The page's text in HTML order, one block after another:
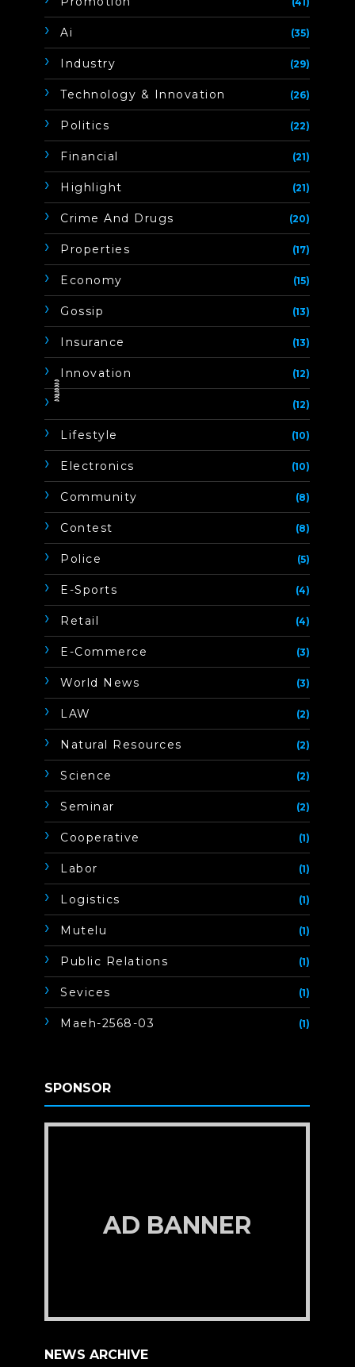
Ai (35)
Industry (29)
Technology & Innovation (26)
Politics (22)
Financial (21)
Highlight (21)
Crime And Drugs (20)
Properties (17)
Economy (15)
Gossip (13)
Insurance (13)
Innovation (12)
(12)
Lifestyle (10)
Electronics (10)
Community (8)
Contest (8)
Police (5)
E-Sports (4)
Retail (4)
E-Commerce (3)
World News (3)
LAW (2)
Natural Resources (2)
Science (2)
Seminar (2)
Cooperative (1)
Labor (1)
Logistics (1)
Mutelu (1)
Public Relations (1)
Sevices (1)
Maeh-2568-03 (1)
SPONSOR
AD BANNER
NEWS ARCHIVE